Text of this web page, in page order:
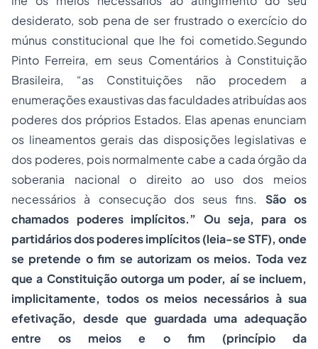
desiderato, sob pena de ser frustrado o exercício do
múnus constitucional que lhe foi cometido.Segundo
Pinto Ferreira, em seus Comentários à Constituição
Brasileira, “as Constituições não procedem a
enumerações exaustivas das faculdades atribuídas aos
poderes dos próprios Estados. Elas apenas enunciam
os lineamentos gerais das disposições legislativas e
dos poderes, pois normalmente cabe a cada órgão da
soberania nacional o direito ao uso dos meios
necessários à consecução dos seus fins. São os
chamados poderes implícitos.” Ou seja, para os
partidários dos poderes implícitos (leia-se STF), onde
se pretende o fim se autorizam os meios. Toda vez
que a Constituição outorga um poder, aí se incluem,
implicitamente, todos os meios necessários à sua
efetivação, desde que guardada uma adequação
entre os meios e o fim (princípio da